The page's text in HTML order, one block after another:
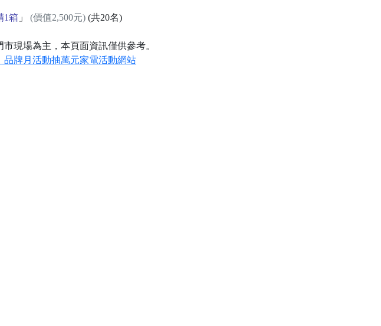
1箱 」 (價值2,500元)(共20名)
現場為主，本頁面資訊僅供參考。
品牌月活動抽萬元家電活動網站